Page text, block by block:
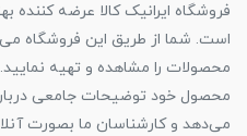
فروشگاه ایرانیک کالا عرضه کننده
است. شما از طریق این فروشگاه
محصولات را مشاهده و تهیه
محصول خود توضیحات جامعی
می‌دهد و کارشناسان ما بصورت